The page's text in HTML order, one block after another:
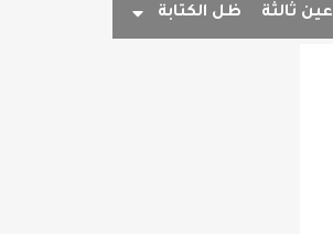
عين ثالثة ظل الكتابة